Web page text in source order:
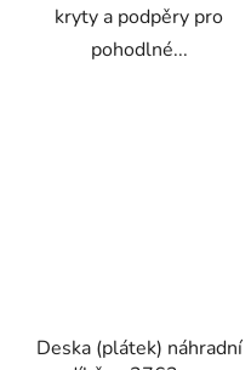
kryty a podpěry pro
pohodlné...
Deska (plátek) náhradní